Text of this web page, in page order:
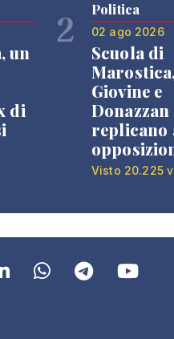
un
di
2 Politica
02 ago 2026
Scuola di
Giovine e
Donazzan
replicano
Visto 20.225